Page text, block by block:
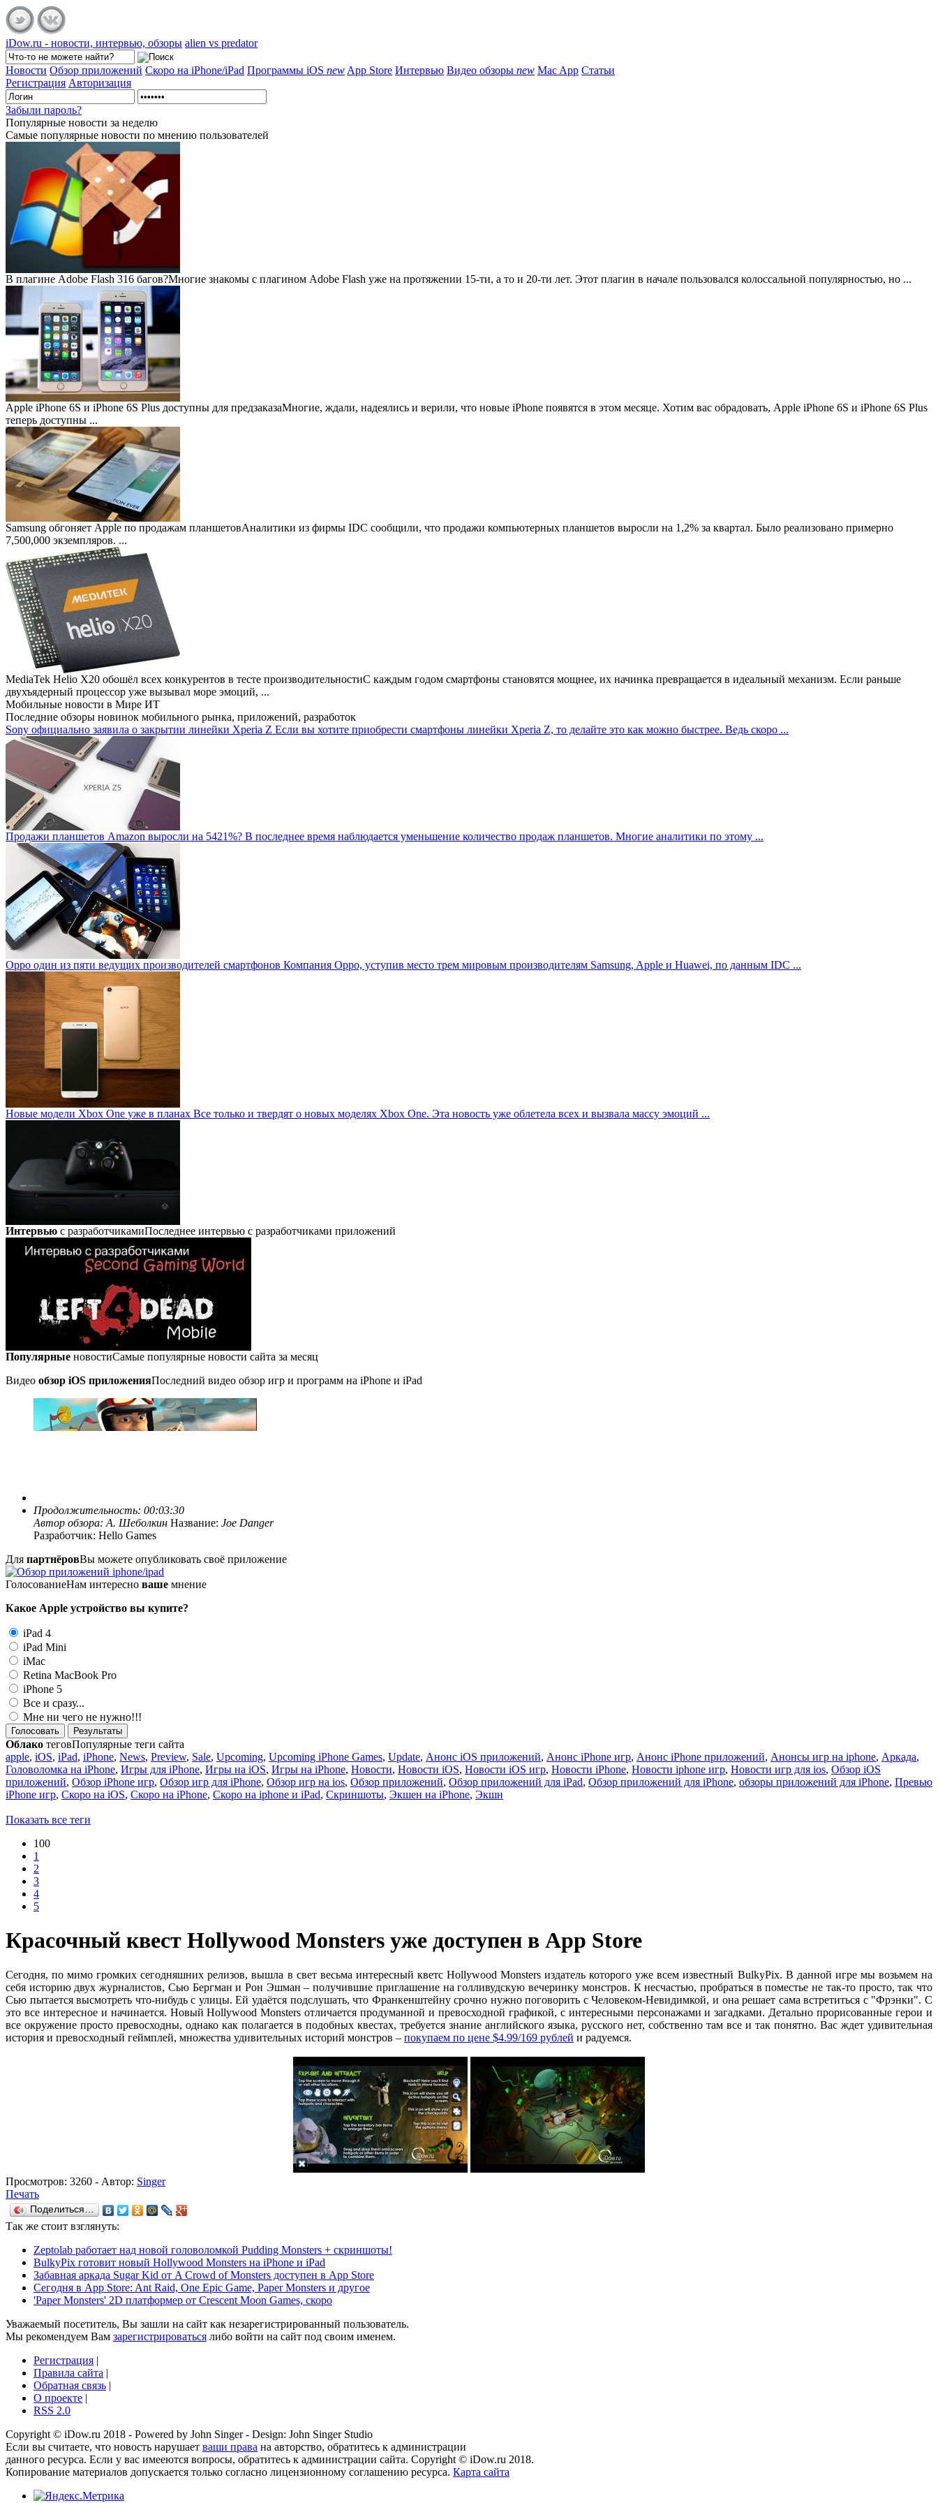
iDow.ru - новости, интервью, обзоры alien vs predator
Новости Обзор приложений Скоро на iPhone/iPad Программы iOS new App Store Интервью Видео обзоры new Mac App Статьи
Регистрация Авторизация
Забыли пароль?
Популярные новости за неделю
Самые популярные новости по мнению пользователей
В плагине Adobe Flash 316 багов?Многие знакомы с плагином Adobe Flash уже на протяжении 15-ти, а то и 20-ти лет. Этот плагин в начале пользовался колоссальной популярностью, но ...
Apple iPhone 6S и iPhone 6S Plus доступны для предзаказаМногие, ждали, надеялись и верили, что новые iPhone появятся в этом месяце. Хотим вас обрадовать, Apple iPhone 6S и iPhone 6S Plus
теперь доступны ...
Samsung обгоняет Apple по продажам планшетовАналитики из фирмы IDC сообщили, что продажи компьютерных планшетов выросли на 1,2% за квартал. Было реализовано примерно
7,500,000 экземпляров. ...
MediaTek Helio X20 обошёл всех конкурентов в тесте производительностиС каждым годом смартфоны становятся мощнее, их начинка превращается в идеальный механизм. Если раньше
двухъядерный процессор уже вызывал море эмоций, ...
Мобильные новости в Мире ИТ
Последние обзоры новинок мобильного рынка, приложений, разработок
Sony официально заявила о закрытии линейки Xperia Z Если вы хотите приобрести смартфоны линейки Xperia Z, то делайте это как можно быстрее. Ведь скоро ...
Продажи планшетов Amazon выросли на 5421%? В последнее время наблюдается уменьшение количество продаж планшетов. Многие аналитики по этому ...
Oppo один из пяти ведущих производителей смартфонов Компания Oppo, уступив место трем мировым производителям Samsung, Apple и Huawei, по данным IDC ...
Новые модели Xbox One уже в планах Все только и твердят о новых моделях Xbox One. Эта новость уже облетела всех и вызвала массу эмоций ...
Интервью с разработчикамиПоследнее интервью с разработчиками приложений
Популярные новостиСамые популярные новости сайта за месяц
Видео обзор iOS приложенияПоследний видео обзор игр и программ на iPhone и iPad
Продолжительность: 00:03:30
Автор обзора: А. Шеболкин Название: Joe Danger
Разработчик: Hello Games
Для партнёровВы можете опубликовать своё приложение
ГолосованиеНам интересно ваше мнение
Какое Apple устройство вы купите?
iPad 4
iPad Mini
iMac
Retina MacBook Pro
iPhone 5
Все и сразу...
Мне ни чего не нужно!!!
Голосовать Результаты
Облако теговПопулярные теги сайта
apple, iOS, iPad, iPhone, News, Preview, Sale, Upcoming, Upcoming iPhone Games, Update, Анонс iOS приложений, Анонс iPhone игр, Анонс iPhone приложений, Анонсы игр на iphone, Аркада,
Головоломка на iPhone, Игры для iPhone, Игры на iOS, Игры на iPhone, Новости, Новости iOS, Новости iOS игр, Новости iPhone, Новости iphone игр, Новости игр для ios, Обзор iOS
приложений, Обзор iPhone игр, Обзор игр для iPhone, Обзор игр на ios, Обзор приложений, Обзор приложений для iPad, Обзор приложений для iPhone, обзоры приложений для iPhone, Превью
iPhone игр, Скоро на iOS, Скоро на iPhone, Скоро на iphone и iPad, Скриншоты, Экшен на iPhone, Экшн
Показать все теги
100
1
2
3
4
5
Красочный квест Hollywood Monsters уже доступен в App Store
Сегодня, по мимо громких сегодняшних релизов, вышла в свет весьма интересный кветс Hollywood Monsters издатель которого уже всем известный BulkyPix. В данной игре мы возьмем на
себя историю двух журналистов, Сью Бергман и Рон Эшман – получившие приглашение на голливудскую вечеринку монстров. К несчастью, пробраться в поместье не так-то просто, так что
Сью пытается высмотреть что-нибудь с улицы. Ей удаётся подслушать, что Франкенштейну срочно нужно поговорить с Человеком-Невидимкой, и она решает сама встретиться с "Фрэнки". С
это все интересное и начинается. Новый Hollywood Monsters отличается продуманной и превосходной графикой, с интересными персонажами и загадками. Детально прорисованные герои и
все окружение просто превосходны, однако как полагается в подобных квестах, требуется знание английского языка, русского нет, собственно там все и так понятно. Вас ждет удивительная
история и превосходный геймплей, множества удивительных историй монстров – покупаем по цене $4.99/169 рублей и радуемся.
Просмотров: 3260 - Автор: Singer
Печать
Поделиться…
Так же стоит взглянуть:
Zeptolab работает над новой головоломкой Pudding Monsters + скриншоты!
BulkyPix готовит новый Hollywood Monsters на iPhone и iPad
Забавная аркада Sugar Kid от A Crowd of Monsters доступен в App Store
Сегодня в App Store: Ant Raid, One Epic Game, Paper Monsters и другое
'Paper Monsters' 2D платформер от Crescent Moon Games, скоро
Уважаемый посетитель, Вы зашли на сайт как незарегистрированный пользователь.
Мы рекомендуем Вам зарегистрироваться либо войти на сайт под своим именем.
Регистрация |
Правила сайта |
Обратная связь |
О проекте |
RSS 2.0
Copyright © iDow.ru 2018 - Powered by John Singer - Design: John Singer Studio
Если вы считаете, что новость нарушает ваши права на авторство, обратитесь к администрации
данного ресурса. Если у вас имееются вопросы, обратитесь к администрации сайта. Copyright © iDow.ru 2018.
Копирование материалов допускается только согласно лицензионному соглашению ресурса. Карта сайта